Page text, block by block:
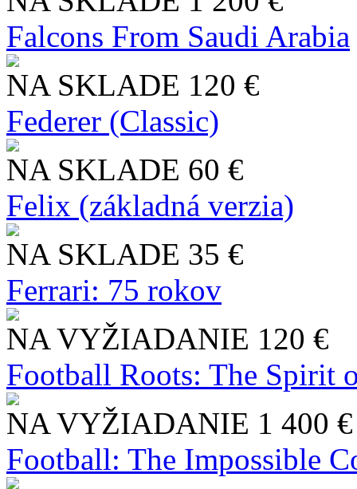
Falcons From Saudi Arabia
NA SKLADE 120 €
Federer (Classic)
NA SKLADE 60 €
Felix (základná verzia)
NA SKLADE 35 €
Ferrari: 75 rokov
NA VYŽIADANIE 120 €
Football Roots: The Spirit
NA VYŽIADANIE 1 400 €
Football: The Impossible